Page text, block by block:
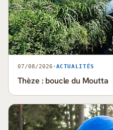
07/08/2026 · ACTUALITÉS
Thèze : boucle du Moutta